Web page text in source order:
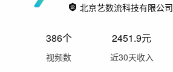
北京艺数流科技有限公司
386个
视频数
2451.9元
近30天收入